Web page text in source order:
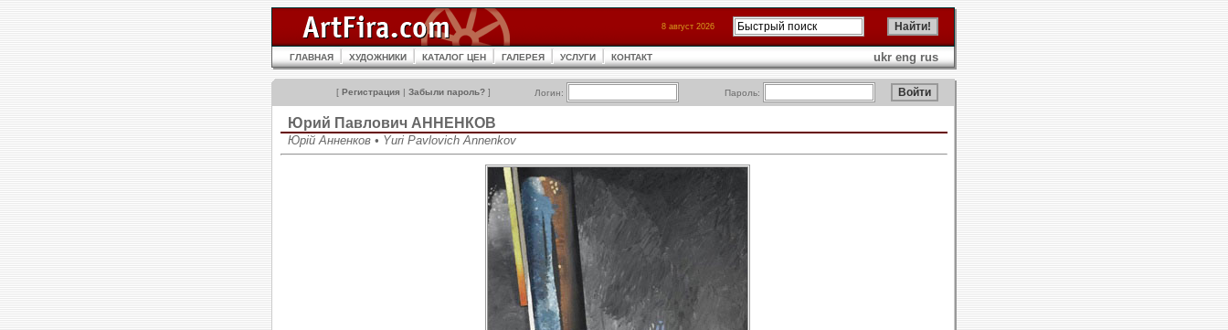
8 август 2026
ГЛАВНАЯ ХУДОЖНИКИ КАТАЛОГ ЦЕН ГАЛЕРЕЯ УСЛУГИ КОНТАКТ ukr eng rus
[ Регистрация | Забыли пароль? ] Логин: Пароль:
Юрий Павлович АННЕНКОВ
Юрій Анненков • Yuri Pavlovich Annenkov